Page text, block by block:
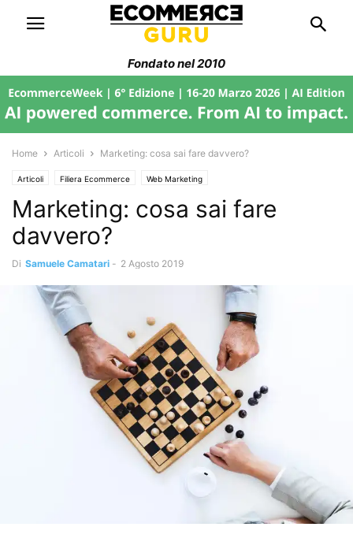
Fondato nel 2010
Home Articoli Marketing: cosa sai fare davvero?
Articoli Filiera Ecommerce Web Marketing
Marketing: cosa sai fare
davvero?
Di Samuele Camatari - 2 Agosto 2019